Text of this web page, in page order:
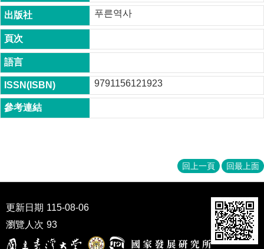
員
博
士
班
碩
士
班
學
研
究
國
푸른역사
9791156121923
回上一頁 回最上面
更新日期 115-08-06
瀏覽人次 93